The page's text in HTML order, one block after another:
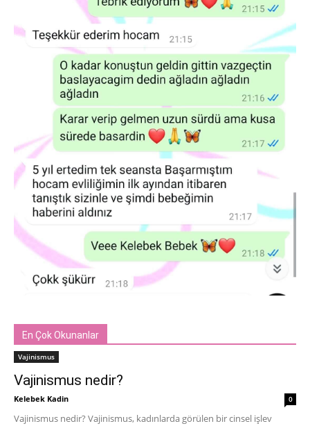
En Çok Okunanlar
Vajinismus
Vajinismus nedir?
Kelebek Kadin 0
Vajinismus nedir? Vajinismus, kadınlarda görülen bir cinsel işlev